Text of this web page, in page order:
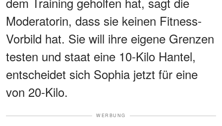
Moderatorin, dass sie keinen Fitness-
Vorbild hat. Sie will ihre eigene Grenzen
testen und staat eine 10-Kilo Hantel,
entscheidet sich Sophia jetzt für eine
von 20-Kilo.
WERBUNG